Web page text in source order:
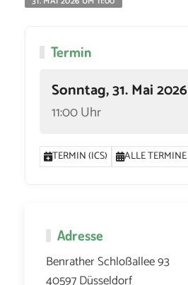
Termin
Sonntag, 31. Mai 2026
11:00 Uhr
TERMIN (ICS) ALLE
Adresse
Benrather Schloßallee 93
40597 Düsseldorf